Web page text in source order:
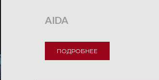
AIDA
ПОДРОБНЕЕ